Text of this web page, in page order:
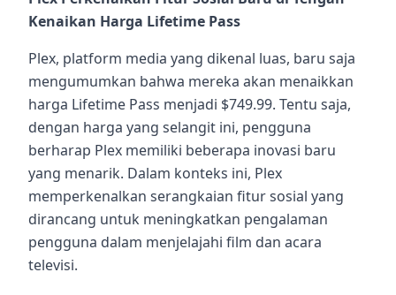
Kenaikan Harga Lifetime Pass
Plex, platform media yang dikenal luas, baru saja
mengumumkan bahwa mereka akan menaikkan
harga Lifetime Pass menjadi $749.99. Tentu saja,
dengan harga yang selangit ini, pengguna
berharap Plex memiliki beberapa inovasi baru
yang menarik. Dalam konteks ini, Plex
memperkenalkan serangkaian fitur sosial yang
dirancang untuk meningkatkan pengalaman
pengguna dalam menjelajahi film dan acara
televisi.